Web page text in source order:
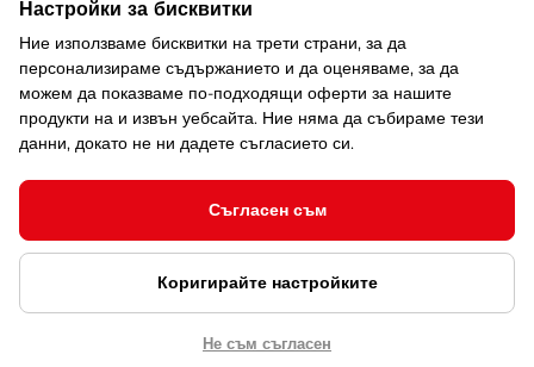
Система за лоялни клиенти Монтаж и поддръжка
Рекламации и гаранция
Защита на лични данни Открийте ни в ShopMania
Настройки за бисквитки
Настройки за бисквитки
Ние използваме бисквитки на трети страни, за да
персонализираме съдържанието и да оценяваме, за да
можем да показваме по-подходящи оферти за нашите
продукти на и извън уебсайта. Ние няма да събираме тези
данни, докато не ни дадете съгласието си.
Съгласен съм
Коригирайте настройките
Не съм съгласен